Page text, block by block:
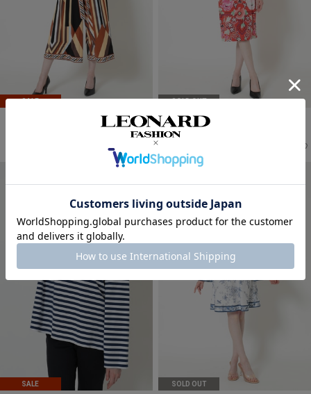
SALE SOLD OUT
LEONARD PARIS
シルクプリントワンピース
SALE SOLD OUT